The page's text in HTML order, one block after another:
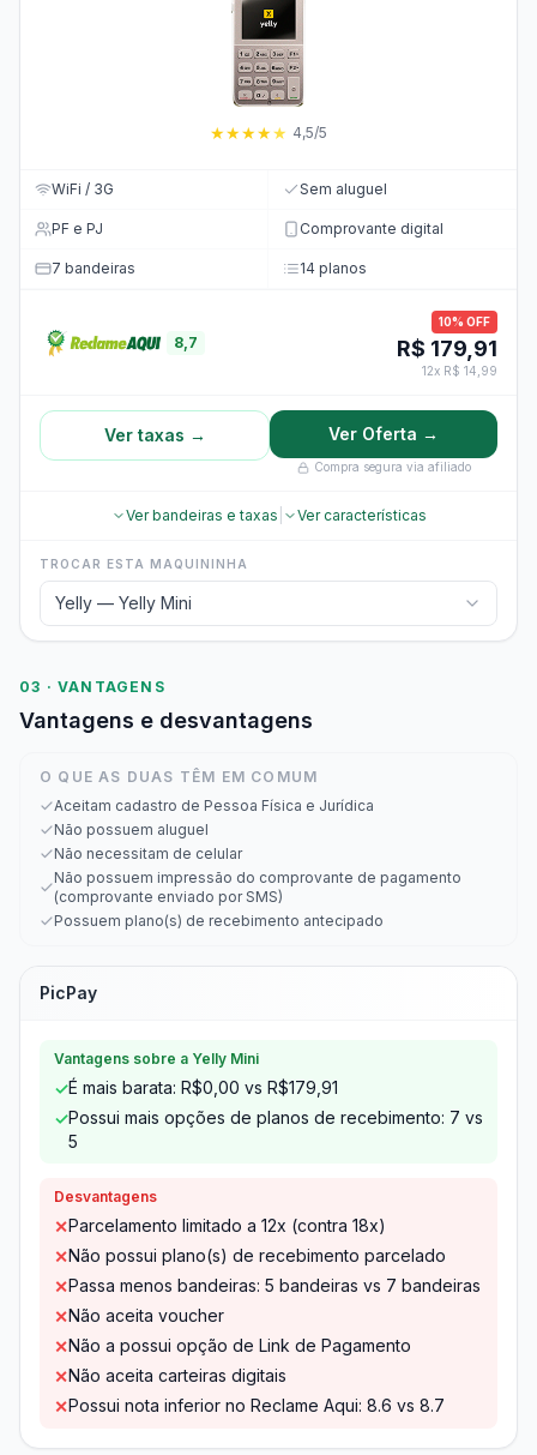
★★★★★ 4,5/5
WiFi / 3G Sem aluguel
PF e PJ Comprovante digital
7 bandeiras 14 planos
8,7
10% OFF
R$ 179,91
12x R$ 14,99
Ver taxas → Ver Oferta →
Compra segura via afiliado
Ver bandeiras e taxas Ver características
TROCAR ESTA MAQUININHA
Yelly — Yelly Mini
03 · VANTAGENS
Vantagens e desvantagens
O QUE AS DUAS TÊM EM COMUM
Aceitam cadastro de Pessoa Física e Jurídica
Não possuem aluguel
Não necessitam de celular
Não possuem impressão do comprovante de pagamento
(comprovante enviado por SMS)
Possuem plano(s) de recebimento antecipado
PicPay
Vantagens sobre a Yelly Mini
✓É mais barata: R$0,00 vs R$179,91
✓Possui mais opções de planos de recebimento: 7 vs
5
Desvantagens
✕Parcelamento limitado a 12x (contra 18x)
✕Não possui plano(s) de recebimento parcelado
✕Passa menos bandeiras: 5 bandeiras vs 7 bandeiras
✕Não aceita voucher
✕Não a possui opção de Link de Pagamento
✕Não aceita carteiras digitais
✕Possui nota inferior no Reclame Aqui: 8.6 vs 8.7